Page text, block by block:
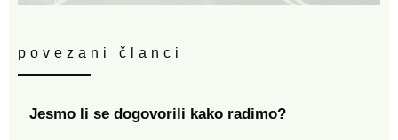
povezani članci
Jesmo li se dogovorili kako radimo?